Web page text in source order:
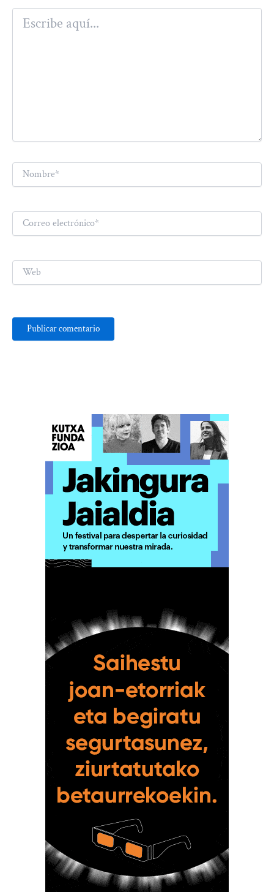
Escribe
aquí...
Nombre*
Correo
electrónico*
Web